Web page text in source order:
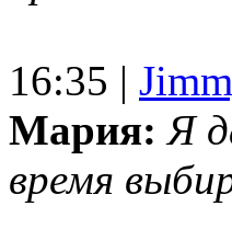
16:35 |
Мария: Я
время